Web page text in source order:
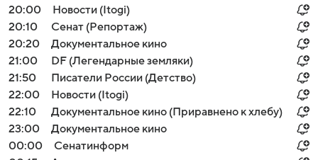
20:00
Новости (Itogi)
20:10
Сенат (Репортаж)
20:20
Документальное кино
21:00
DF (Легендарные земляки)
21:50
Писатели России (Детство)
22:00
Новости (Itogi)
22:10
Документальное кино (Приравнено к хлебу)
23:00
Документальное кино
00:00
Сенатинформ